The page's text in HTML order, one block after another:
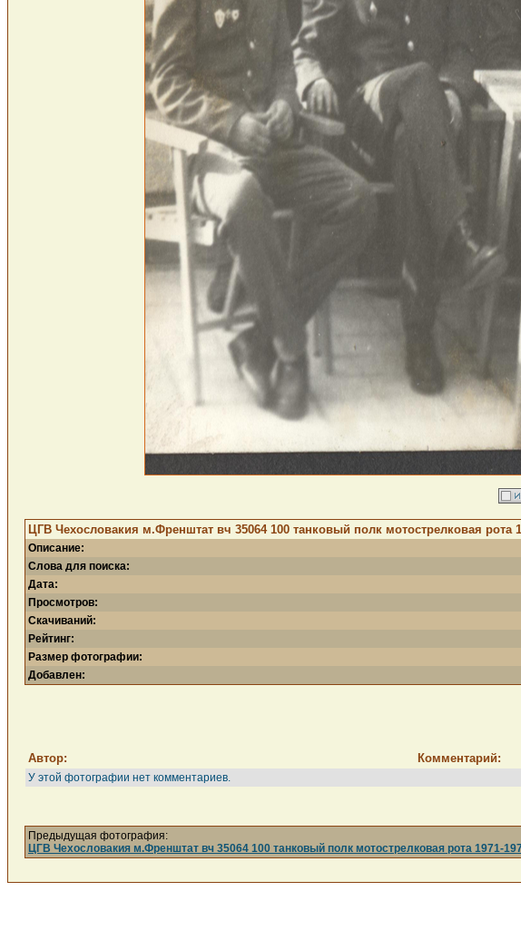
ЦГВ Чехословакия м.Френштат вч 35064 100 танковый полк мотострелковая рота
Описание:
Слова для поиска:
Дата:
Просмотров:
Скачиваний:
Рейтинг:
Размер фотографии:
Добавлен:
Автор: Комментарий:
У этой фотографии нет комментариев.
Предыдущая фотография:
ЦГВ Чехословакия м.Френштат вч 35064 100 танковый полк мотострелковая рота 1971-